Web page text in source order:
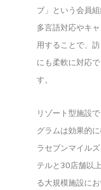
ブ」という会員
多言語対応やキ
用することで、
にも柔軟に対応
す。
リゾート型施設
グラムは効果的
ラセブンマイル
テルと30店舗以
る大規模施設に